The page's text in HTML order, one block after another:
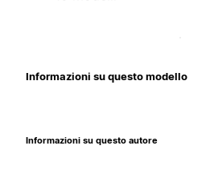
Informazioni su questo modello
Informazioni su questo autore